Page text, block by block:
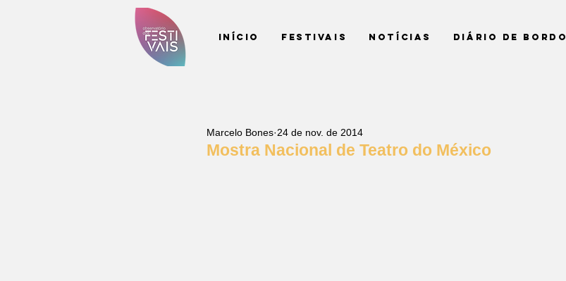
Início Festivais Notícias Diário de Bordo
Mostra Nacional de Teatro do México
Marcelo Bones 24 de nov. de 2014